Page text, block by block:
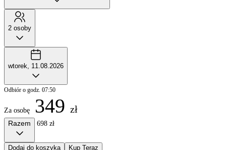
2 osoby
wtorek, 11.08.2026
Odbiór o godz. 07:50
Za osobę 349 zł
Razem 698 zł
Dodaj do koszyka Kup Teraz